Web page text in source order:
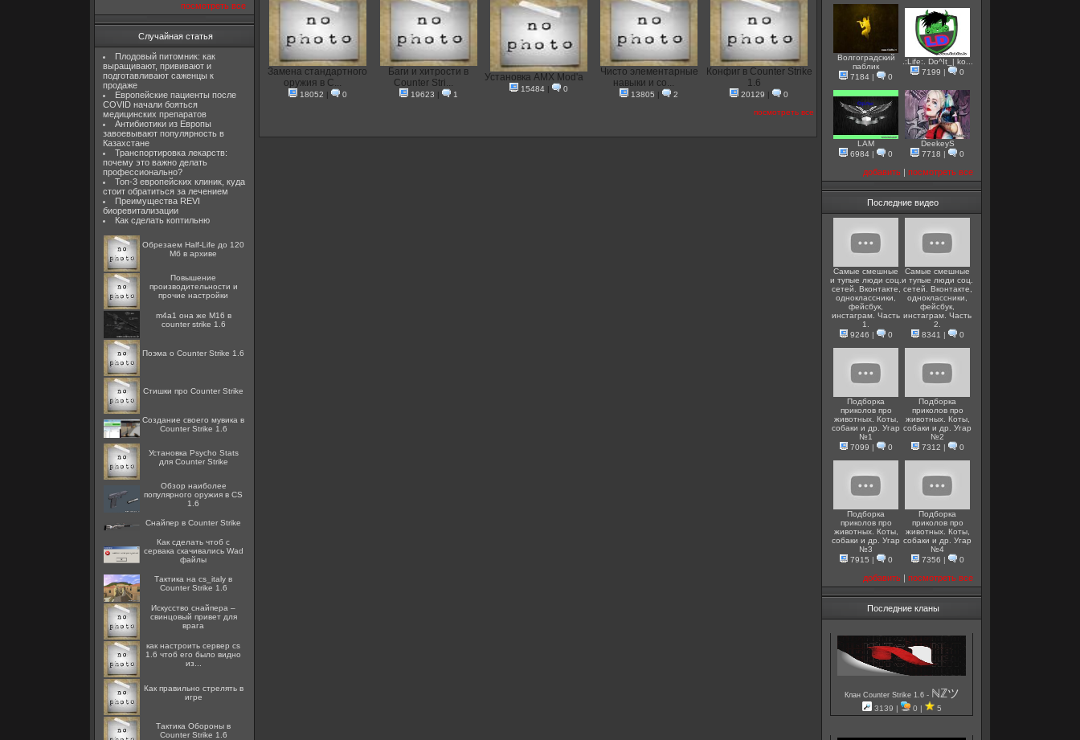
посмотреть все
Случайная статья
Плодовый питомник: как
выращивают, прививают и
подготавливают саженцы к
продаже
Европейские пациенты после
COVID начали бояться
медицинских препаратов
Антибиотики из Европы
завоевывают популярность в
Казахстане
Транспортировка лекарств:
почему это важно делать
профессионально?
Топ-3 европейских клиник, куда
стоит обратиться за лечением
Преимущества REVI
биоревитализации
Как сделать коптильню
Обрезаем Half-Life до 120
Мб в архиве
Повышение
производительности и
прочие настройки
m4a1 она же M16 в
counter strike 1.6
Поэма о Counter Strike 1.6
Стишки про Counter Strike
Создание своего мувика в
Counter Strike 1.6
Установка Psycho Stats
для Counter Strike
Обзор наиболее
популярного оружия в CS
1.6
Снайпер в Counter Strike
Как сделать чтоб с
сервака скачивались Wad
файлы
Тактика на cs_italy в
Counter Strike 1.6
Искусство снайпера –
свинцовый привет для
врага
как настроить сервер cs
1.6 чтоб его было видно
из...
Как правильно стрелять в
игре
Тактика Обороны в
Counter Strike 1.6
Замена стандартного
оружия в C...
18052 | 0
Баги и хитрости в
Counter Stri...
19623 | 1
Установка AMX Mod'a
15484 | 0
Чисто элементарные
навыки и со...
13805 | 2
Конфиг в Counter Strike
1.6
20129 |
0
посмотреть все
Волгоградский
паблик
7184 | 0
.:Life:. Do^It_| ko...
7199 | 0
LAM
6984 | 0
DeekeyS
7718 | 0
добавить | посмотреть все
Последние видео
Самые смешные
и тупые люди соц.
сетей. Вконтакте,
одноклассники,
фейсбук,
инстаграм. Часть
1.
9246 | 0
Самые смешные
и тупые люди соц.
сетей. Вконтакте,
одноклассники,
фейсбук,
инстаграм. Часть
2.
8341 | 0
Подборка
приколов про
животных. Коты,
собаки и др. Угар
№1
7099 | 0
Подборка
приколов про
животных. Коты,
собаки и др. Угар
№2
7312 | 0
Подборка
приколов про
животных. Коты,
собаки и др. Угар
№3
7915 | 0
Подборка
приколов про
животных. Коты,
собаки и др. Угар
№4
7356 | 0
добавить | посмотреть все
Последние кланы
Клан Counter Strike 1.6 - ℕℤツ
3139 | 0 | 5